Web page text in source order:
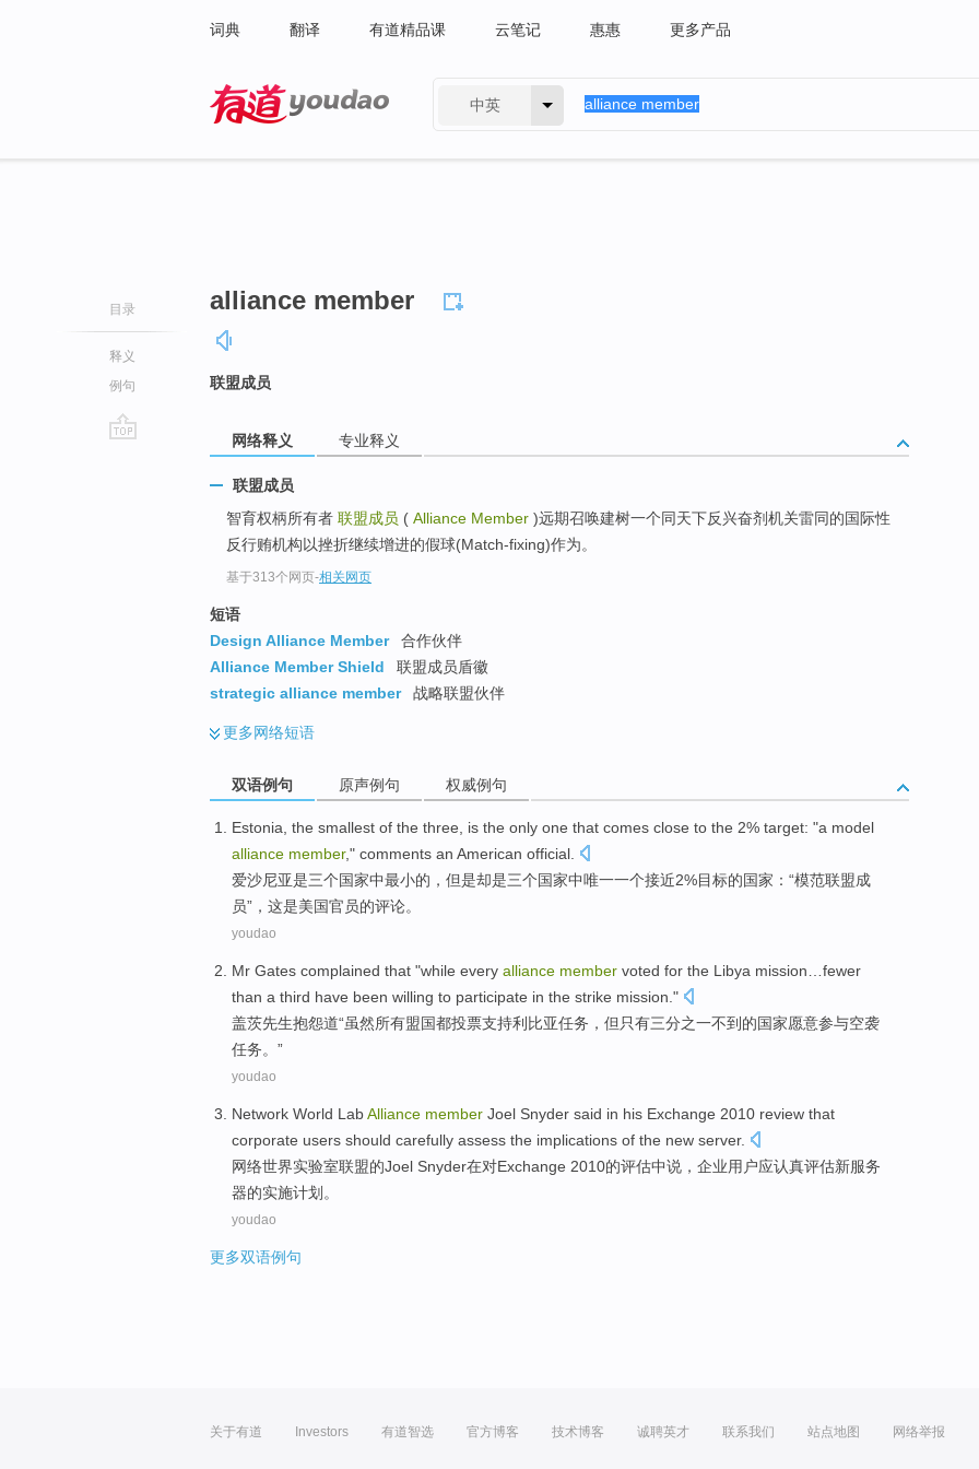
词典 翻译 有道精品课 云笔记 惠惠 更多产品
中英
目录
释义
例句
alliance member
联盟成员
网络释义 专业释义
联盟成员
智育权柄所有者 联盟成员 ( Alliance Member )远期召唤建树一个同天下反兴奋剂机关雷同的国际性
反行贿机构以挫折继续增进的假球(Match-fixing)作为。
基于313个网页-相关网页
短语
Design Alliance Member
合作伙伴
Alliance Member Shield
联盟成员盾徽
strategic alliance member
战略联盟伙伴
更多网络短语
双语例句 原声例句 权威例句
Estonia, the smallest of the three, is the only one that comes close to the 2% target: "a model
alliance member," comments an American official.
爱沙尼亚是三个国家中最小的 ，但是却是三个国家中唯一一个接近2%目标的国家：“模范联盟成
员”，这是美国官员的评论。
youdao
Mr Gates complained that "while every alliance member voted for the Libya mission
fewer
than a third have been willing to participate in the strike mission ."
盖茨先生抱怨道“虽然所有盟国都投票支持利比亚任务 ，但只有三分之一不到 的国家愿意参与空袭
任务。”
youdao
Network World LabAlliance member Joel Snyder said in his Exchange 2010 review that
corporate users should carefully assess the implications of the new server.
网络世界实验室联盟的Joel Snyder在对Exchange 2010的评估中说， 企业用户应认真评估新服务
器的实施计划。
youdao
更多双语例句
关于有道 Investors 有道智选 官方博客 技术博客 诚聘英才 联系我们 站点地图 网络举报